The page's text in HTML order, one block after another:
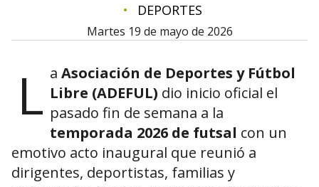
• DEPORTES
martes 19 de mayo de 2026
L a Asociación de Deportes y Fútbol
Libre (ADEFUL) dio inicio oficial el
pasado fin de semana a la
temporada 2026 de futsal con un
emotivo acto inaugural que reunió a
dirigentes, deportistas, familias y